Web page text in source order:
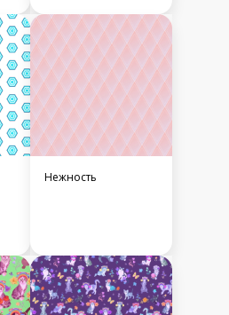
Нежность